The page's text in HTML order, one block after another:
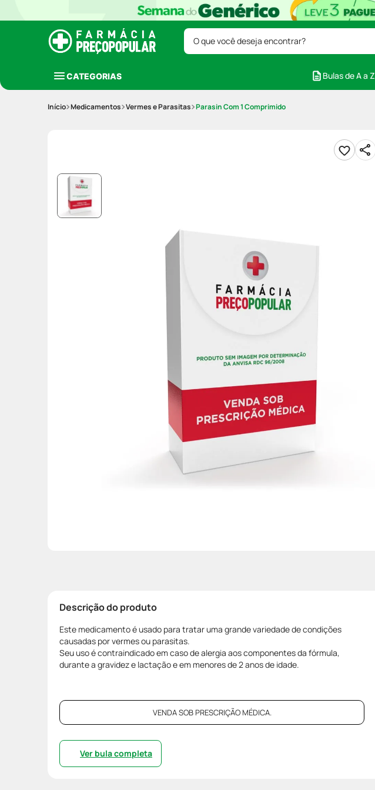
O que você deseja encontrar?
CATEGORIAS Bulas de A a Z
Medicamentos Vermes e Parasitas Parasin Com 1 Comprimido
Descrição do produto
Este medicamento é usado para tratar uma grande variedade de condições
causadas por vermes ou parasitas.
Seu uso é contraindicado em caso de alergia aos componentes da fórmula,
durante a gravidez e lactação e em menores de 2 anos de idade.
VENDA SOB PRESCRIÇÃO MÉDICA.
Ver bula completa